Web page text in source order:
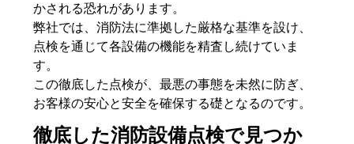
かされる恐れがあります。
弊社では、消防法に準拠した厳格な基準を設け、
点検を通じて各設備の機能を精査し続けていま
す。
この徹底した点検が、最悪の事態を未然に防ぎ、
お客様の安心と安全を確保する礎となるのです。
徹底した消防設備点検で見つか